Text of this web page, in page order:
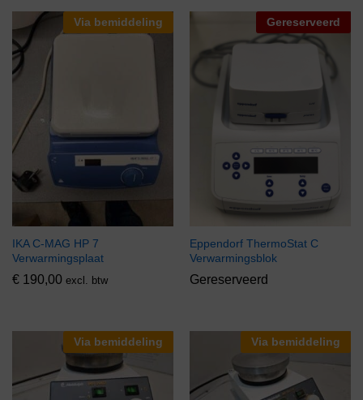
Via bemiddeling
IKA C-MAG HP 7
Verwarmingsplaat
€ 190,00 excl. btw
Gereserveerd
Eppendorf ThermoStat C
Verwarmingsblok
Gereserveerd
Via bemiddeling Via bemiddeling